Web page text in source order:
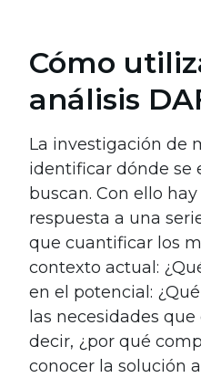
Cómo
análisis
La investigación de
identificar dónde se
buscan. Con ello
respuesta a una
que cuantificar los
contexto actual:
en el potencial:
las necesidades
decir, ¿por qué
conocer la solución